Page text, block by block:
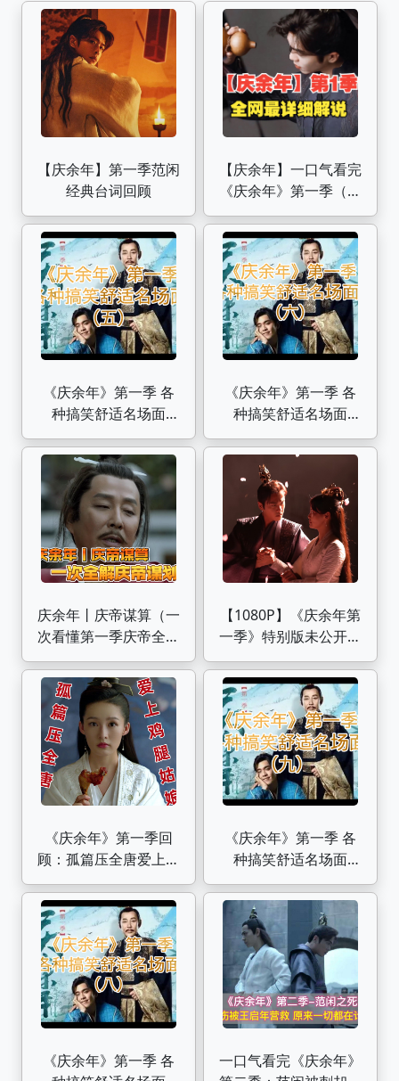
【庆余年】第一季范闲
经典台词回顾
【庆余年】一口气看完
《庆余年》第一季（已
完结）：庆余年是穿越
还是科幻？
《庆余年》第一季 各
种搞笑舒适名场面
（五）
《庆余年》第一季 各
种搞笑舒适名场面
（六）
庆余年丨庆帝谋算（一
次看懂第一季庆帝全谋
算）
【1080P】《庆余年第
一季》特别版未公开花
絮 风止意难平（张若
昀辛芷蕾王阳）
《庆余年》第一季回
顾：孤篇压全唐爱上鸡
腿姑娘！
《庆余年》第一季 各
种搞笑舒适名场面
（九）
《庆余年》第一季 各
一口气看完《庆余年》